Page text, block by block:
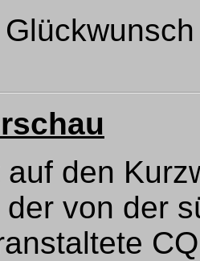
auf den
von der